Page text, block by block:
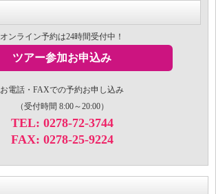
オンライン予約は24時間受付中！
ツアー参加お申込み
お電話・FAXでの予約お申し込み
（受付時間 8:00～20:00）
TEL: 0278-72-3744
FAX: 0278-25-9224